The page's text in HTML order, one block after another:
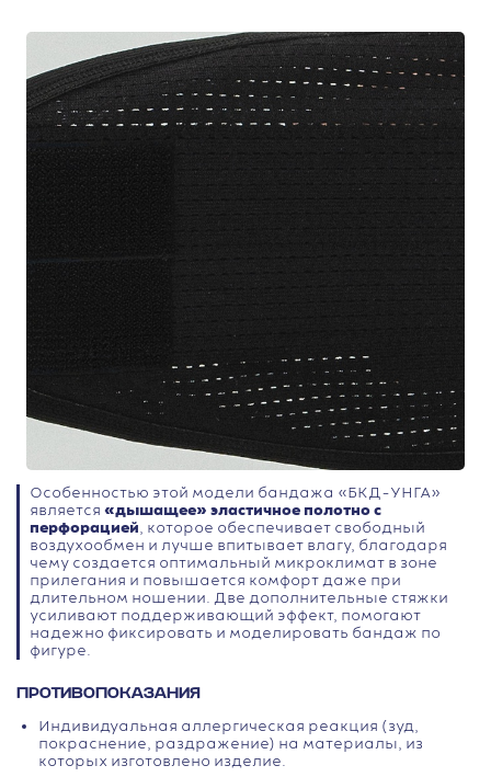
Особенностью этой модели бандажа «БКД-УНГА»
является «дышащее» эластичное полотно с
перфорацией, которое обеспечивает свободный
воздухообмен и лучше впитывает влагу, благодаря
чему создается оптимальный микроклимат в зоне
прилегания и повышается комфорт даже при
длительном ношении. Две дополнительные стяжки
усиливают поддерживающий эффект, помогают
надежно фиксировать и моделировать бандаж по
фигуре.
ПРОТИВОПОКАЗАНИЯ
Индивидуальная аллергическая реакция (зуд,
покраснение, раздражение) на материалы, из
которых изготовлено изделие.